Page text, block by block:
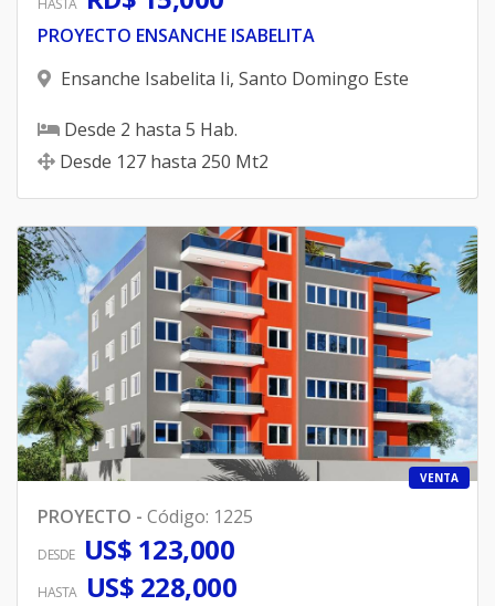
PROYECTO ENSANCHE ISABELITA
Ensanche Isabelita Ii, Santo Domingo Este
Desde 2 hasta 5 Hab.
Desde 127 hasta 250 Mt2
VENTA
PROYECTO - Código: 1225
DESDE US$ 123,000
HASTA US$ 228,000